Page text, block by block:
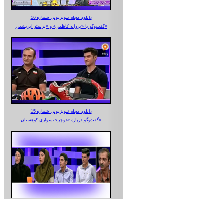
دانلود مجله تلویزیونی شماره 16
گفت‌وگو با «پروانه کاظمی» و «پرستو‌ ابریشمی»
دانلود مجله تلویزیونی شماره 15
گفت‌وگو درباره «دوچرخه‌سواری کوهستان»